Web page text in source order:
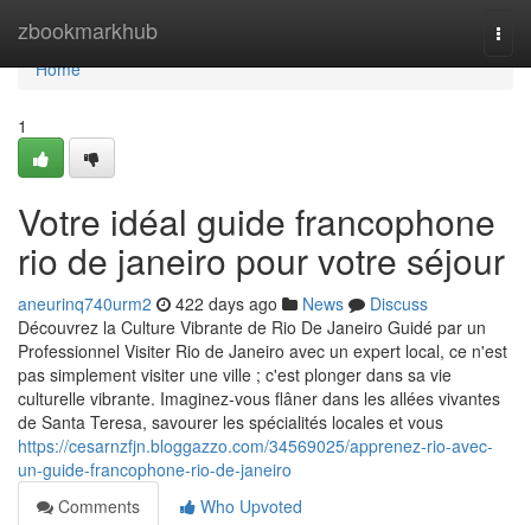
zbookmarkhub
Home
Home
1
Votre idéal guide francophone
rio de janeiro pour votre séjour
aneurinq740urm2 422 days ago News
Discuss
Découvrez la Culture Vibrante de Rio De Janeiro Guidé par un
Professionnel Visiter Rio de Janeiro avec un expert local, ce n'est
pas simplement visiter une ville ; c'est plonger dans sa vie
culturelle vibrante. Imaginez-vous flâner dans les allées vivantes
de Santa Teresa, savourer les spécialités locales et vous
https://cesarnzfjn.bloggazzo.com/34569025/apprenez-rio-avec-
un-guide-francophone-rio-de-janeiro
Comments
Who Upvoted